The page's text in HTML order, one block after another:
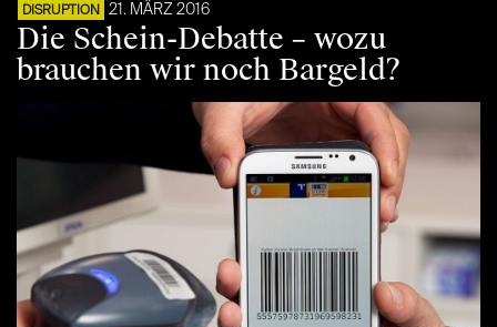
DISRUPTION 21. MÄRZ 2016
Die Schein-Debatte – wozu
brauchen wir noch Bargeld?